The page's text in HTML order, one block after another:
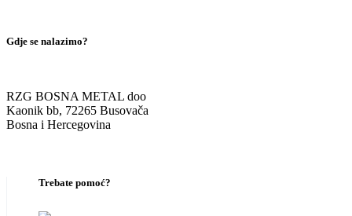
Gdje se nalazimo?
RZG BOSNA METAL doo
Kaonik bb, 72265 Busovača
Bosna i Hercegovina
Trebate pomoć?